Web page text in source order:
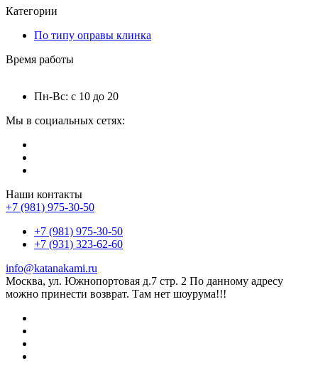
Категории
По типу оправы клинка
Время работы
Пн-Вс: с 10 до 20
Мы в социальных сетях:
Наши контакты
+7 (981) 975-30-50
+7 (981) 975-30-50
+7 (931) 323-62-60
info@katanakami.ru
Москва, ул. Южнопортовая д.7 стр. 2 По данному адресу
можно принести возврат. Там нет шоурума!!!